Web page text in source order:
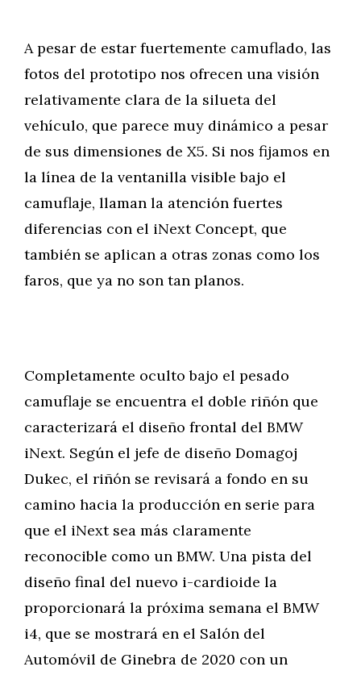
A pesar de estar fuertemente camuflado, las
fotos del prototipo nos ofrecen una visión
relativamente clara de la silueta del
vehículo, que parece muy dinámico a pesar
de sus dimensiones de X5. Si nos fijamos en
la línea de la ventanilla visible bajo el
camuflaje, llaman la atención fuertes
diferencias con el iNext Concept, que
también se aplican a otras zonas como los
faros, que ya no son tan planos.
Completamente oculto bajo el pesado
camuflaje se encuentra el doble riñón que
caracterizará el diseño frontal del BMW
iNext. Según el jefe de diseño Domagoj
Dukec, el riñón se revisará a fondo en su
camino hacia la producción en serie para
que el iNext sea más claramente
reconocible como un BMW. Una pista del
diseño final del nuevo i-cardioide la
proporcionará la próxima semana el BMW
i4, que se mostrará en el Salón del
Automóvil de Ginebra de 2020 con un